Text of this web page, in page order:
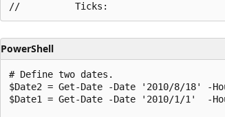
PowerShell
# Define two dates.
$Date2 = Get-Date -Date '2010/8/18' -
$Date1 = Get-Date -Date '2010/1/1'  -